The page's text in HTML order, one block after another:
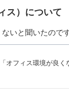
ス）について
いと聞いたので
「オフィス環境が良